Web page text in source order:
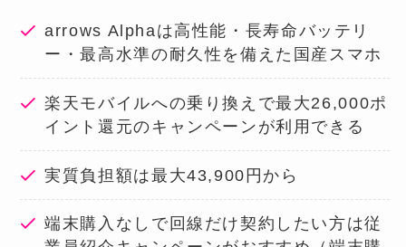
arrows Alphaは高性能・長寿命バッテリ
ー・最高水準の耐久性を備えた国産スマホ
楽天モバイルへの乗り換えで最大26,000ポ
イント還元のキャンペーンが利用できる
実質負担額は最大43,900円から
端末購入なしで回線だけ契約したい方は従